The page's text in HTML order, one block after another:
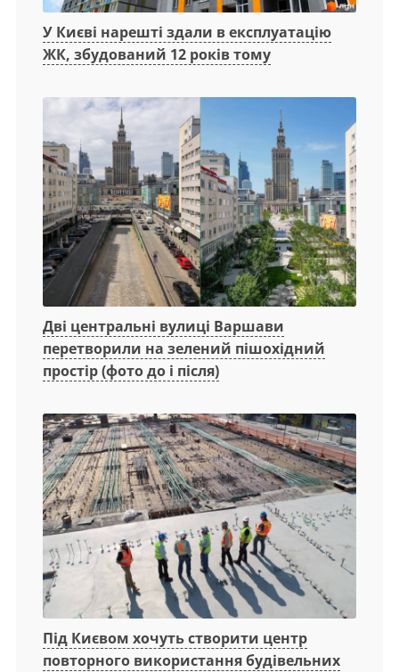
У Києві нарешті здали в експлуатацію
ЖК, збудований 12 років тому
Дві центральні вулиці Варшави
перетворили на зелений пішохідний
простір (фото до і після)
Під Києвом хочуть створити центр
повторного використання будівельних